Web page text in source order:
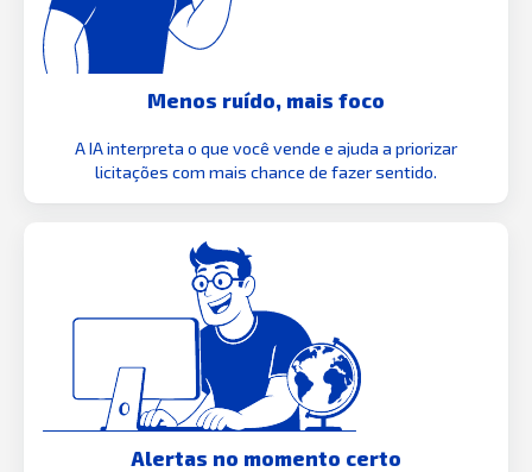
Menos ruído, mais foco
A IA interpreta o que você vende e ajuda a priorizar
licitações com mais chance de fazer sentido.
Alertas no momento certo